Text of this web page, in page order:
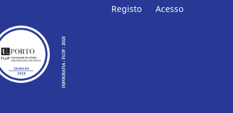
Registo Acesso